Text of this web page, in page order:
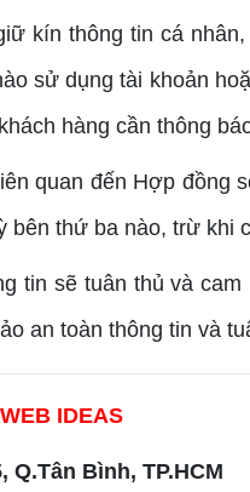
kín thông tin cá
sử dụng tài khoản
hàng cần thông
quan đến Hợp đồng
thứ ba nào, trừ khi
tin sẽ tuân thủ và
an toàn thông tin và
IDEAS
Bình, TP.HCM